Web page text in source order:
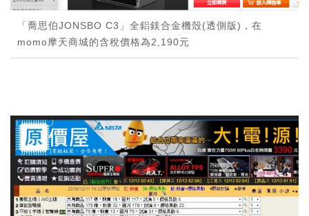
「喬思伯JONSBO C3」全鋁鎂合金機殼(透側版)，在
momo摩天商城的含稅價格為2,190元